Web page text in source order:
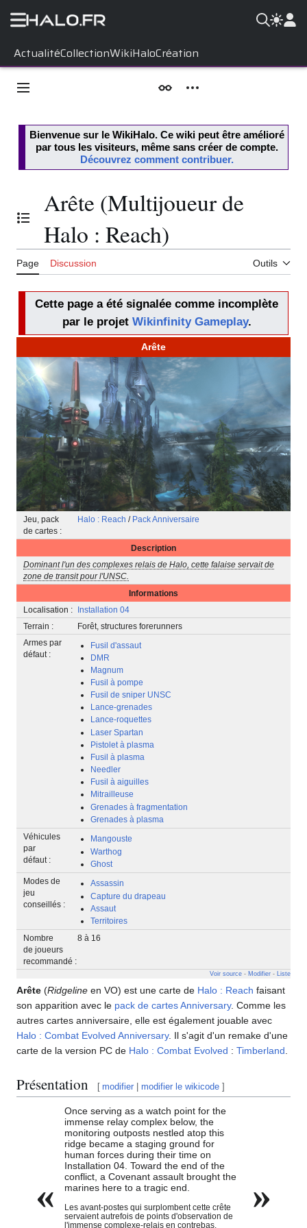
ActualitéCollectionWikiHaloCréation
contenu
Menu principal ApparenceOutils personnels
Bienvenue sur le WikiHalo. Ce wiki peut être amélioré
par tous les visiteurs, même sans créer de compte.
Découvrez comment contribuer.
Basculer la table des matières
Arête (Multijoueur de
Halo : Reach)
Page Discussion Outils
Cette page a été signalée comme incomplète
par le projet Wikinfinity Gameplay.
Arête
Jeu, pack
de cartes :
Halo : Reach / Pack Anniversaire
Description
Dominant l'un des complexes relais de Halo, cette falaise servait de
zone de transit pour l'UNSC.
Informations
Localisation :
Installation 04
Terrain :
Forêt, structures forerunners
Armes par
défaut :
Fusil d'assaut
DMR
Magnum
Fusil à pompe
Fusil de sniper UNSC
Lance-grenades
Lance-roquettes
Laser Spartan
Pistolet à plasma
Fusil à plasma
Needler
Fusil à aiguilles
Mitrailleuse
Grenades à fragmentation
Grenades à plasma
Véhicules
par
défaut :
Mangouste
Warthog
Ghost
Modes de
jeu
conseillés :
Assassin
Capture du drapeau
Assaut
Territoires
Nombre
de joueurs
recommandé :
8 à 16
Voir source - Modifier - Liste
Arête (Ridgeline en VO) est une carte de Halo : Reach faisant
son apparition avec le pack de cartes Anniversary. Comme les
autres cartes anniversaire, elle est également jouable avec
Halo : Combat Evolved Anniversary. Il s'agit d'un remake d'une
carte de la version PC de Halo : Combat Evolved : Timberland
Présentation [ modifier |modifier le wikicode ]
«
Once serving as a watch point for the
immense relay complex below, the
monitoring outposts nestled atop this
ridge became a staging ground for
human forces during their time on
Installation 04. Toward the end of the
conflict, a Covenant assault brought the
marines here to a tragic end.
Les avant-postes qui surplombent cette crête
servaient autrefois de points d'observation de
l'immense complexe-relais en contrebas.
»